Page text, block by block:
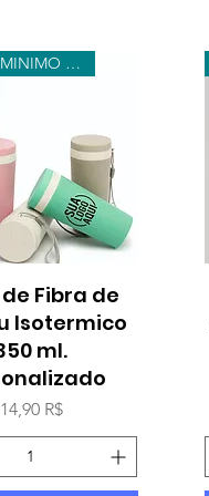
rapide
PEDIDO MINIMO 20 UNIDADES
Fibra de
Isotermico
ml.
Prix
14,90 R$